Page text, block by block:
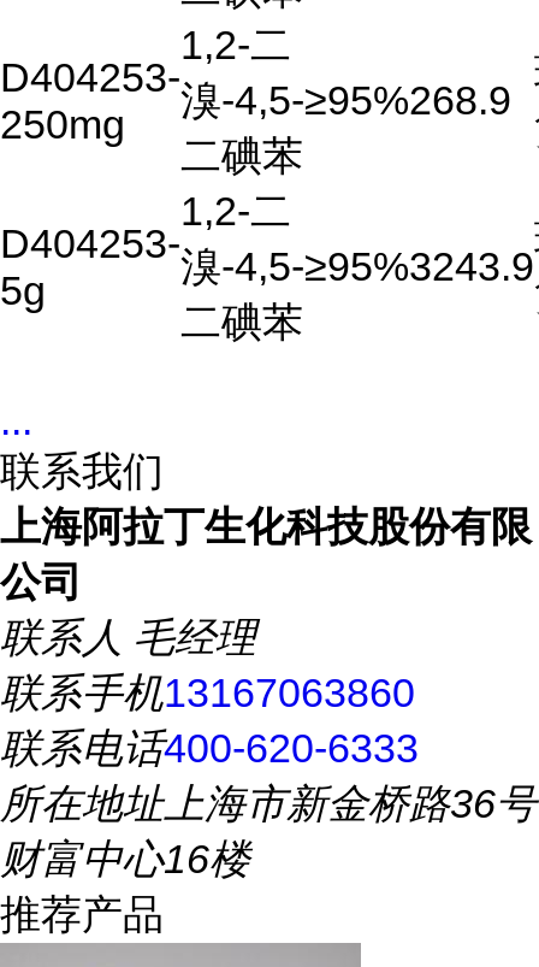
D404253-
250mg
1,2-二
溴-4,5-
二碘苯
≥95%268.9
D404253-
5g
1,2-二
溴-4,5-
二碘苯
≥95%3243.9
...
联系我们
上海阿拉丁生化科技股份有限
公司
联系人 毛经理
联系手机13167063860
联系电话400-620-6333
所在地址上海市新金桥路36号
财富中心16楼
推荐产品